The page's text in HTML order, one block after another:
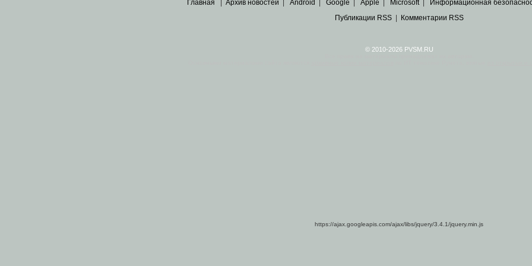
Главная Архив новостей Android Google Apple Microsoft| Информационная
Публикации RSS| Комментарии RSS
© 2010-2026 PVSM.RU
https://ajax.googleapis.com/ajax/libs/jquery/3.4.1/jquery.min.js